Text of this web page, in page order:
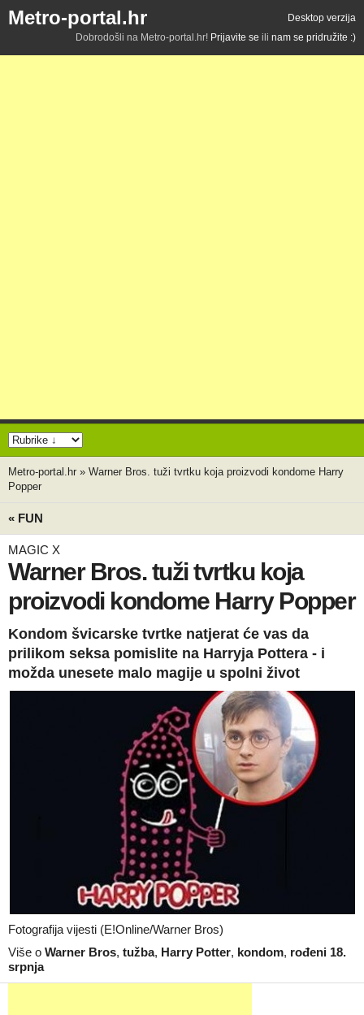
Metro-portal.hr
Desktop verzija
Dobrodošli na Metro-portal.hr! Prijavite se ili nam se pridružite :)
Metro-portal.hr » Warner Bros. tuži tvrtku koja proizvodi kondome Harry
Popper
« FUN
MAGIC X
Warner Bros. tuži tvrtku koja
proizvodi kondome Harry Popper
Kondom švicarske tvrtke natjerat će vas da
prilikom seksa pomislite na Harryja Pottera - i
možda unesete malo magije u spolni život
Fotografija vijesti (E!Online/Warner Bros)
Više o Warner Bros, tužba, Harry Potter, kondom, rođeni 18.
srpnja